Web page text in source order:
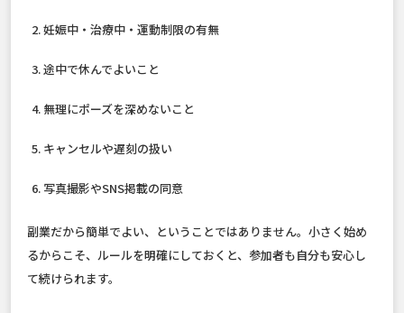
妊娠中・治療中・運動制限の有無
途中で休んでよいこと
無理にポーズを深めないこと
キャンセルや遅刻の扱い
写真撮影やSNS掲載の同意
副業だから簡単でよい、ということではありません。小さく始め
るからこそ、ルールを明確にしておくと、参加者も自分も安心し
て続けられます。